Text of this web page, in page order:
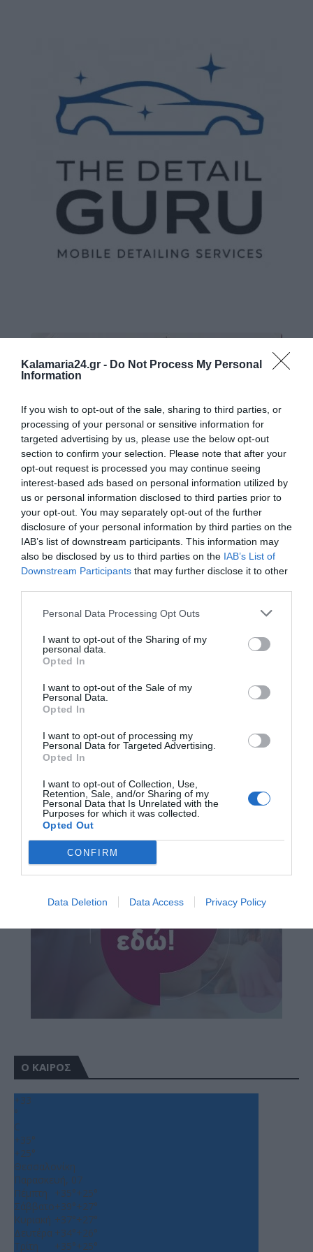
Kalamaria24.gr - Do Not Process My Personal
Information
If you wish to opt-out of the sale, sharing to third parties, or
processing of your personal or sensitive information for
targeted advertising by us, please use the below opt-out
section to confirm your selection. Please note that after your
opt-out request is processed you may continue seeing
interest-based ads based on personal information utilized by
us or personal information disclosed to third parties prior to
your opt-out. You may separately opt-out of the further
disclosure of your personal information by third parties on the
IAB’s list of downstream participants. This information may
also be disclosed by us to third parties on the IAB’s List of
Downstream Participants that may further disclose it to other
Personal Data Processing Opt Outs
I want to opt-out of the Sharing of my
personal data.
Opted In
I want to opt-out of the Sale of my
Personal Data.
Opted In
I want to opt-out of processing my
Personal Data for Targeted Advertising.
Opted In
I want to opt-out of Collection, Use,
Retention, Sale, and/or Sharing of my
Personal Data that Is Unrelated with the
Purposes for which it was collected.
Opted Out
CONFIRM
Data Deletion Data Access Privacy Policy
Ο ΚΑΙΡΟΣ
+33
°
C
+35°
+25°
Θεσσαλονίκη
Παρασκευή, 07
Πέμπτη
+35°+25°
Σάββατο+39°+27°
Κυριακή +37°+27°
Δευτέρα +34°+26°
Τρίτη
+35°+25°